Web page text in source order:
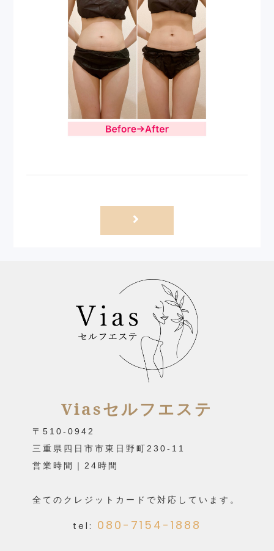
Viasセルフエステ
〒510-0942
三重県四日市市東日野町230-11
営業時間｜24時間
全てのクレジットカードで対応しています。
tel: 080-7154-1888